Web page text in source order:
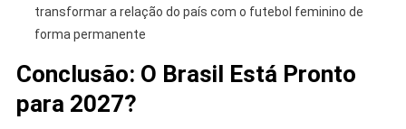
transformar a relação do país com o futebol feminino de
forma permanente
Conclusão: O Brasil Está Pronto
para 2027?